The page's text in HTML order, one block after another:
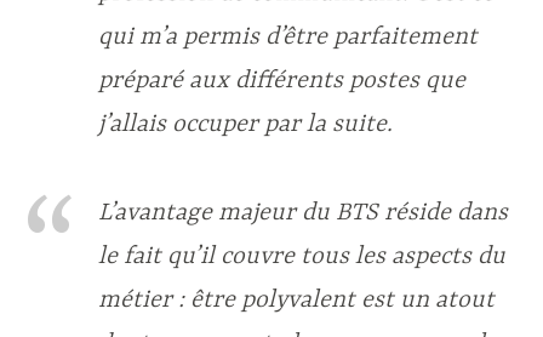
qui m’a permis d’être parfaitement
préparé aux différents postes que
j’allais occuper par la suite.
L’avantage majeur du BTS réside dans
le fait qu’il couvre tous les aspects du
métier : être polyvalent est un atout